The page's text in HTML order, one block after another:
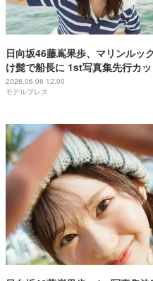
日向坂46藤嶌果歩、マリンルッ
け髭で船長に 1st写真集先行カッ
弾解禁
2026.06.06 12:00
モデルプレス